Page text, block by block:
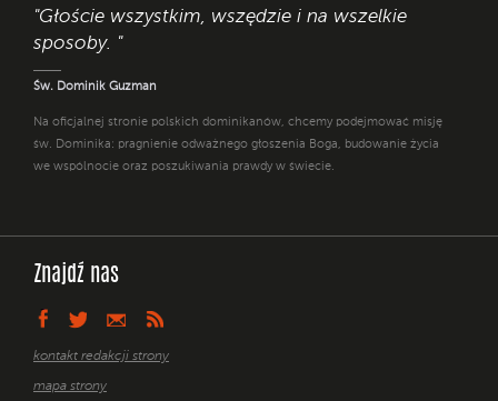
"Głoście wszystkim, wszędzie i na wszelkie
sposoby. "
Św. Dominik Guzman
Na oficjalnej stronie polskich dominikanów, chcemy podejmować misję
św. Dominika: pragnienie odważnego głoszenia Boga, budowanie życia
we wspólnocie oraz poszukiwania prawdy w świecie.
Znajdź nas
kontakt redakcji strony
mapa strony